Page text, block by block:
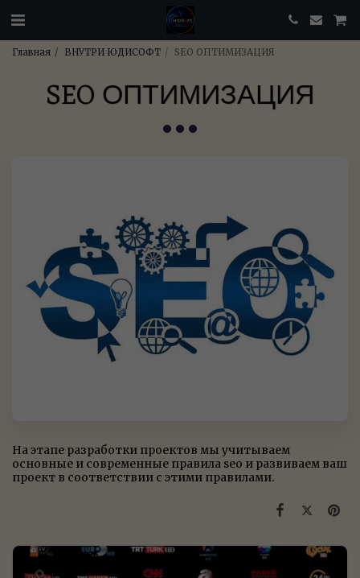
Главная ВНУТРИ ЮДИСОФТ SEO ОПТИМИЗАЦИЯ
SEO ОПТИМИЗАЦИЯ
На этапе разработки проектов мы учитываем
основные и современные правила seo и развиваем ваш
проект в соответствии с этими правилами.